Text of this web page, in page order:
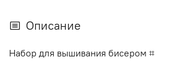
Описание
Набор для вышивания бисером ⌗